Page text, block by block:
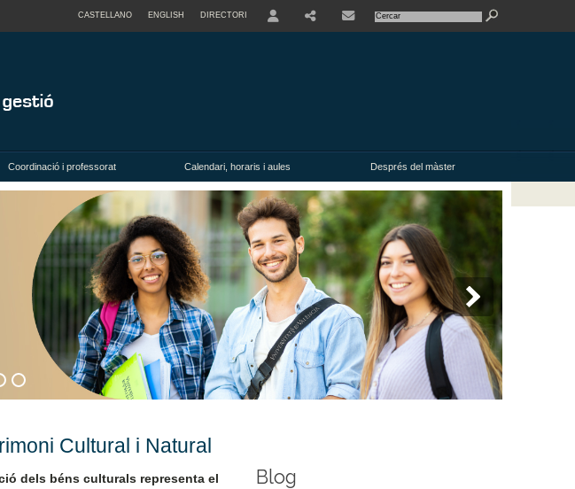
CASTELLANO ENGLISH DIRECTORI
Coordinació i professorat Calendari, horaris i aules Després del màster
Cultural i Natural
dels béns culturals representa el
Blog